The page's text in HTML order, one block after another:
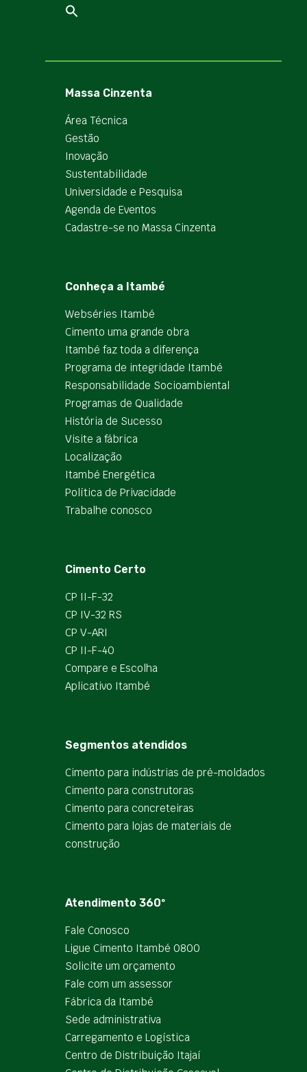
Massa Cinzenta
Área Técnica
Gestão
Inovação
Sustentabilidade
Universidade e Pesquisa
Agenda de Eventos
Cadastre-se no Massa Cinzenta
Conheça a Itambé
Webséries Itambé
Cimento uma grande obra
Itambé faz toda a diferença
Programa de integridade Itambé
Responsabilidade Socioambiental
Programas de Qualidade
História de Sucesso
Visite a fábrica
Localização
Itambé Energética
Política de Privacidade
Trabalhe conosco
Cimento Certo
CP II-F-32
CP IV-32 RS
CP V-ARI
CP II-F-40
Compare e Escolha
Aplicativo Itambé
Segmentos atendidos
Cimento para indústrias de pré-moldados
Cimento para construtoras
Cimento para concreteiras
Cimento para lojas de materiais de
construção
Atendimento 360º
Fale Conosco
Ligue Cimento Itambé 0800
Solicite um orçamento
Fale com um assessor
Fábrica da Itambé
Sede administrativa
Carregamento e Logística
Centro de Distribuição Itajaí